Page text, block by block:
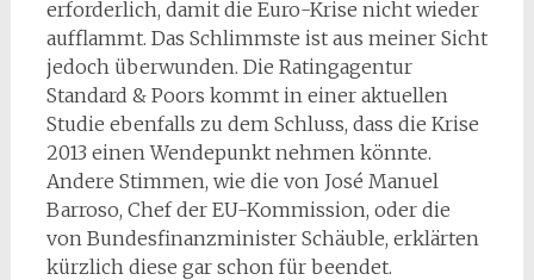
erforderlich, damit die Euro-Krise nicht wieder
aufflammt. Das Schlimmste ist aus meiner Sicht
jedoch überwunden. Die Ratingagentur
Standard & Poors kommt in einer aktuellen
Studie ebenfalls zu dem Schluss, dass die Krise
2013 einen Wendepunkt nehmen könnte.
Andere Stimmen, wie die von José Manuel
Barroso, Chef der EU-Kommission, oder die
von Bundesfinanzminister Schäuble, erklärten
kürzlich diese gar schon für beendet.